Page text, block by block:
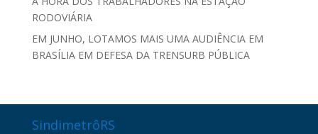
RODOVIÁRIA
EM JUNHO, LOTAMOS MAIS UMA AUDIÊNCIA EM
BRASÍLIA EM DEFESA DA TRENSURB PÚBLICA
SindimetrôRS